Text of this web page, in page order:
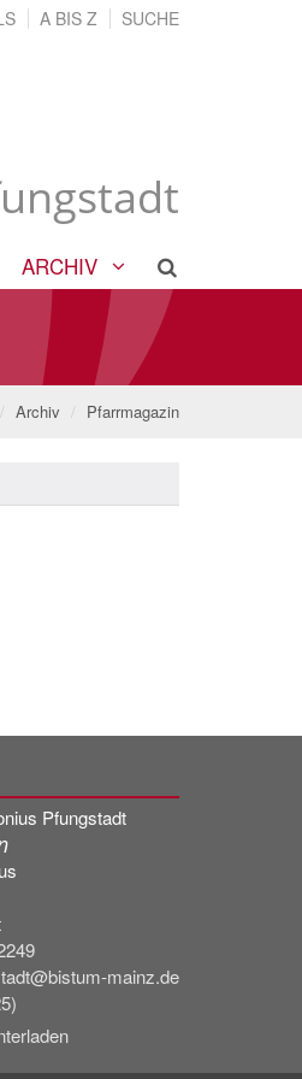
A BIS Z SUCHE
ARCHIV
Archiv Pfarrmagazin
Pfungstadt
mainz.de